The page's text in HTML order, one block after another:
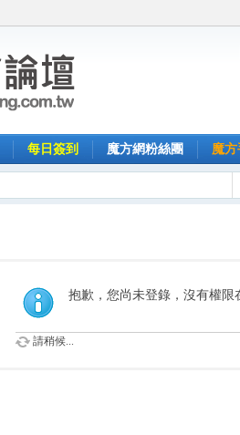
每日簽到 魔方網粉絲團 魔
抱歉，您尚未登錄，沒有權限
請稍候...